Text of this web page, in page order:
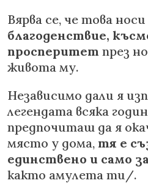
Вярва се, че това
благоденствие,
просперитет през
живота му.
Независимо дали я
легендата всяка
предпочиташ да я
място у дома, тя е
единствено и само
както амулета ти/.